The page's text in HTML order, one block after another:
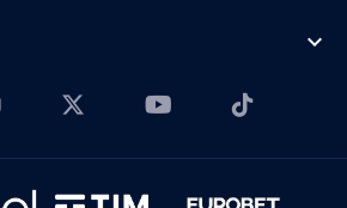
expand_more